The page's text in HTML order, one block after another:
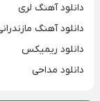
دانلود آهنگ لری
دانلود آهنگ
دانلود ریمیکس
دانلود مداحی